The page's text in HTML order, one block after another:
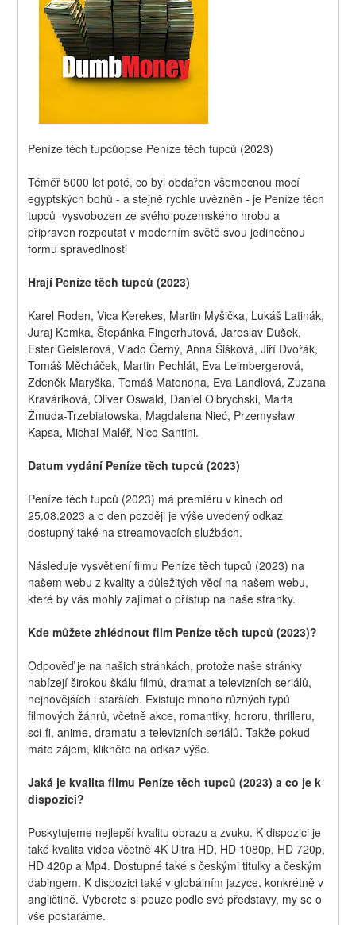
Peníze těch tupcůopse Peníze těch tupců (2023)
Téměř 5000 let poté, co byl obdařen všemocnou mocí
egyptských bohů - a stejně rychle uvězněn - je Peníze těch
tupců  vysvobozen ze svého pozemského hrobu a
připraven rozpoutat v moderním světě svou jedinečnou
formu spravedlnosti
Hrají Peníze těch tupců (2023)
Karel Roden, Vica Kerekes, Martin Myšička, Lukáš Latinák,
Juraj Kemka, Štepánka Fingerhutová, Jaroslav Dušek,
Ester Geislerová, Vlado Černý, Anna Šišková, Jiří Dvořák,
Tomáš Měcháček, Martin Pechlát, Eva Leimbergerová,
Zdeněk Maryška, Tomáš Matonoha, Eva Landlová, Zuzana
Kraváriková, Oliver Oswald, Daniel Olbrychski, Marta
Żmuda-Trzebiatowska, Magdalena Nieć, Przemysław
Kapsa, Michal Maléř, Nico Santini.
Datum vydání Peníze těch tupců (2023)
Peníze těch tupců (2023) má premiéru v kinech od
25.08.2023 a o den později je výše uvedený odkaz
dostupný také na streamovacích službách.
Následuje vysvětlení filmu Peníze těch tupců (2023) na
našem webu z kvality a důležitých věcí na našem webu,
které by vás mohly zajímat o přístup na naše stránky.
Kde můžete zhlédnout film Peníze těch tupců (2023)?
Odpověď je na našich stránkách, protože naše stránky
nabízejí širokou škálu filmů, dramat a televizních seriálů,
nejnovějších i starších. Existuje mnoho různých typů
filmových žánrů, včetně akce, romantiky, hororu, thrilleru,
sci-fi, anime, dramatu a televizních seriálů. Takže pokud
máte zájem, klikněte na odkaz výše.
Jaká je kvalita filmu Peníze těch tupců (2023) a co je k
dispozici?
Poskytujeme nejlepší kvalitu obrazu a zvuku. K dispozici je
také kvalita videa včetně 4K Ultra HD, HD 1080p, HD 720p,
HD 420p a Mp4. Dostupné také s českými titulky a českým
dabingem. K dispozici také v globálním jazyce, konkrétně v
angličtině. Vyberete si pouze podle své představy, my se o
vše postaráme.